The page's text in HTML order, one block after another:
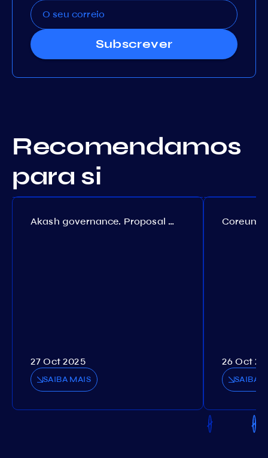
Subscrever
Recomendamos
para si
Akash governance. Proposal №308
27 Oct 2025
SAIBA MAIS
26 Oct
SAIBA